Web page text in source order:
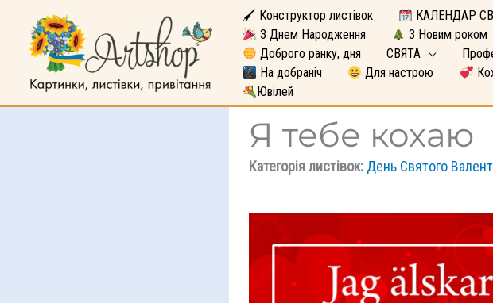
🖌 Конструктор листівок КАЛЕНДАР
З Днем Народження
З Новим роком
Доброго ранку, дня
СВЯТА
На добраніч
Для настрою
Ювілей
Я тебе кохаю
Категорія листівок: День Святого